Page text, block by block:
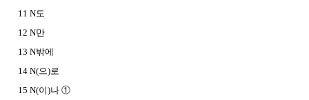
11 N도
12 N만
13 N밖에
14 N(으)로
15 N(이)나 ①